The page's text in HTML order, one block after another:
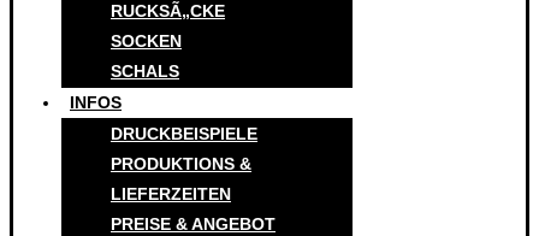
RUCKSÃ„CKE
SOCKEN
SCHALS
INFOS
DRUCKBEISPIELE
PRODUKTIONS &
LIEFERZEITEN
PREISE & ANGEBOT